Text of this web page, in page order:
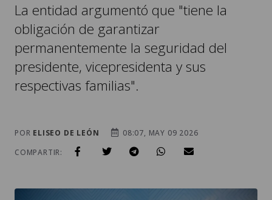
La entidad argumentó que "tiene la
obligación de garantizar
permanentemente la seguridad del
presidente, vicepresidenta y sus
respectivas familias".
POR ELISEO DE LEÓN
08:07, MAY 09 2026
COMPARTIR: